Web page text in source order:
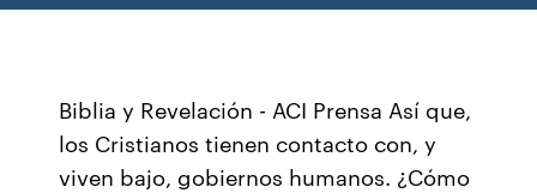
Biblia y Revelación - ACI Prensa Así que,
los Cristianos tienen contacto con, y
viven bajo, gobiernos humanos. ¿Cómo